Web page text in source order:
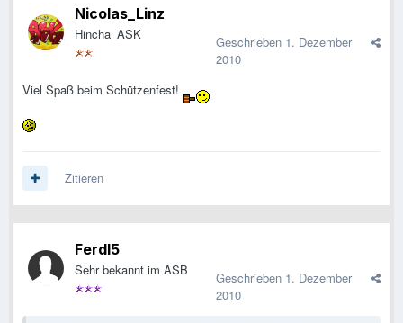
Nicolas_Linz
Hincha_ASK Geschrieben 1. Dezember
2010
Viel Spaß beim Schützenfest!
Zitieren
Ferdl5
Sehr bekannt im ASB Geschrieben 1. Dezember
2010